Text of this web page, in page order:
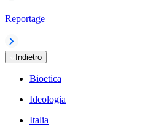
Reportage
Indietro
Bioetica
Ideologia
Italia